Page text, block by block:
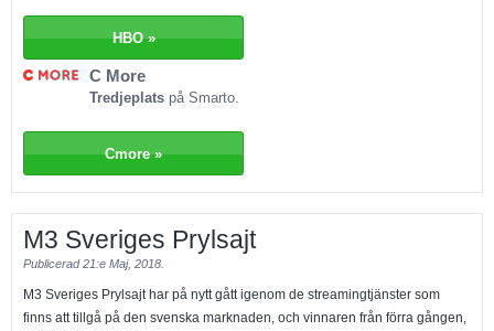
Den streamingtjänst med tredje högsta betyg är C More. De har ett stort
titlarna. C More erbjuder också en hel del sport, beroende på vilket
abonnemang du väljer. De olika abonnemangen skiljer sig rätt ordentligt åt
känns inte helt genomtänkt, även om det överlag fungerar rätt bra. Tjänsten
störningsmoment.
HBO »
C More
Tredjeplats på Smarto.
Cmore »
M3 Sveriges Prylsajt
Publicerad21:e Maj, 2018.
M3 Sveriges Prylsajt har på nytt gått igenom de streamingtjänster som
finns att tillgå på den svenska marknaden, och vinnaren från förra gången,